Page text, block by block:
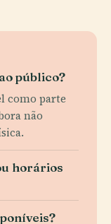
público?
como parte
não
horários